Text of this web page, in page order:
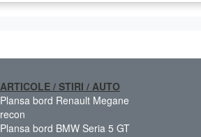
ARTICOLE / STIRI / AUTO
Plansa bord Renault Megane
recon
Plansa bord BMW Seria 5 GT